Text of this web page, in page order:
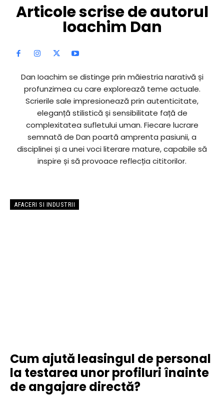
Articole scrise de autorul
Ioachim Dan
Dan Ioachim se distinge prin măiestria narativă și
profunzimea cu care explorează teme actuale.
Scrierile sale impresionează prin autenticitate,
eleganță stilistică și sensibilitate față de
complexitatea sufletului uman. Fiecare lucrare
semnată de Dan poartă amprenta pasiunii, a
disciplinei și a unei voci literare mature, capabile să
inspire și să provoace reflecția cititorilor.
AFACERI SI INDUSTRII
Cum ajută leasingul de personal
la testarea unor profiluri înainte
de angajare directă?